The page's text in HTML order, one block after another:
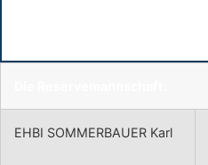
EHBI SOMMERBAUER Karl